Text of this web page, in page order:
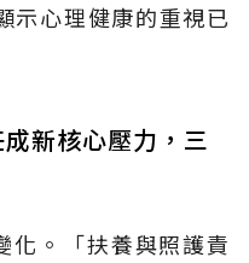
示心理健康的重視已
新核心壓力，三
化。「扶養與照護責